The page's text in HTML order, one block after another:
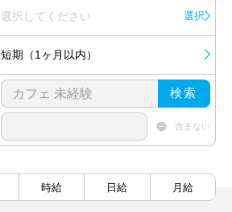
選択してください 選択
短期（1ヶ月以内）
検索
含まない
時給 日給 月給